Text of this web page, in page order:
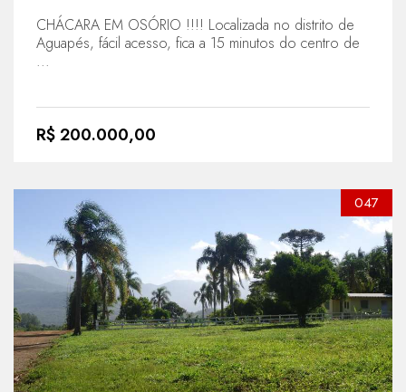
CHÁCARA EM OSÓRIO !!!! Localizada no distrito de
Aguapés, fácil acesso, fica a 15 minutos do centro de
...
R$ 200.000,00
047